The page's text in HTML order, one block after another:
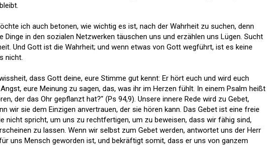
ich auch betonen, wie wichtig es ist, nach der Wahrheit zu suchen, denn
Dinge in den sozialen Netzwerken täuschen uns und erzählen uns Lügen. Sucht
Und Gott ist die Wahrheit; und wenn etwas von Gott wegführt, ist es keine
nicht.
dass Gott deine, eure Stimme gut kennt: Er hört euch und wird euch
eure Meinung zu sagen, das, was ihr im Herzen fühlt. In einem Psalm heißt
der das Ohr gepflanzt hat?" (Ps 94,9). Unsere innere Rede wird zu Gebet,
wir sie dem Einzigen anvertrauen, der sie hören kann. Das Gebet ist eine freie
nicht spricht, um uns zu rechtfertigen, um zu beweisen, dass wir fähig sind,
zu lassen. Wenn wir selbst zum Gebet werden, antwortet uns der Herr
uns Mensch geworden ist, und bekräftigt somit, dass er uns von ganzem